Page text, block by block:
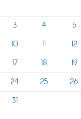
3
4 5
10
11 12
17
18 19
24
25 26
31